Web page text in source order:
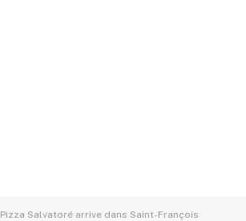
Pizza Salvatoré arrive dans Saint-François